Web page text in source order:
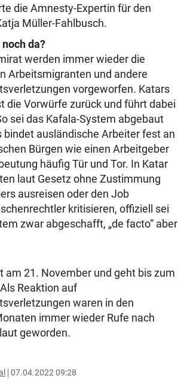
die Amnesty-Expertin für den
Müller-Fahlbusch.
da?
werden immer wieder die
Arbeitsmigranten und andere
vorgeworfen. Katars
die Vorwürfe zurück und führt dabei
sei das Kafala-System abgebaut
bindet ausländische Arbeiter fest an
Bürgen wie einen Arbeitgeber
häufig Tür und Tor. In Katar
laut Gesetz ohne Zustimmung
ausreisen oder den Job
kritisieren, offiziell sei
zwar abgeschafft, „de facto“ aber
am 21. November und geht bis zum
Reaktion auf
waren in den
immer wieder Rufe nach
geworden.
07.04.2022 09:28